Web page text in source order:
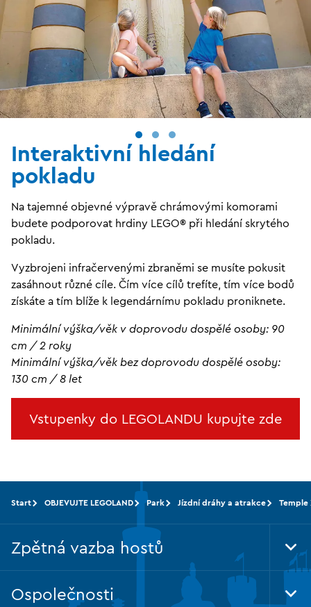
Interaktivní hledání
pokladu
Na tajemné objevné výpravě chrámovými komorami
budete podporovat hrdiny LEGO® při hledání skrytého
pokladu.
Vyzbrojeni infračervenými zbraněmi se musíte pokusit
zasáhnout různé cíle. Čím více cílů trefíte, tím více bodů
získáte a tím blíže k legendárnímu pokladu proniknete.
Minimální výška/věk v doprovodu dospělé osoby: 90
cm / 2 roky
Minimální výška/věk bez doprovodu dospělé osoby:
130 cm / 8 let
Vstupenky do LEGOLANDU kupujte zde
Start OBJEVUJTE LEGOLAND Park Jízdní dráhy a atrakce Temple
Zpětná vazba hostů
Ospolečnosti